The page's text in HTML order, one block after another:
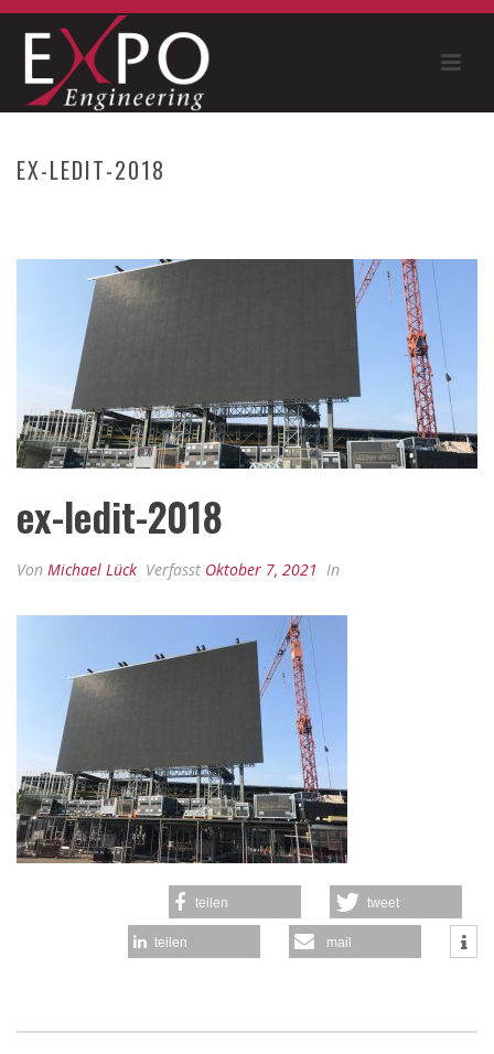
EX-LEDIT-2018
ex-ledit-2018
Von Michael Lück Verfasst Oktober 7, 2021 In
teilen tweet
teilen mail